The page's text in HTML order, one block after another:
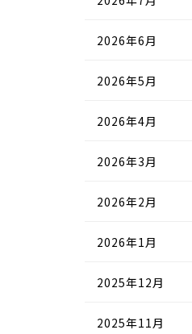
2026年6月
2026年5月
2026年4月
2026年3月
2026年2月
2026年1月
2025年12月
2025年11月